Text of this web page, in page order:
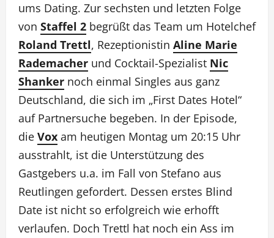
ums Dating. Zur sechsten und letzten Folge
von Staffel 2 begrüßt das Team um Hotelchef
Roland Trettl, Rezeptionistin Aline Marie
Rademacher und Cocktail-Spezialist Nic
Shanker noch einmal Singles aus ganz
Deutschland, die sich im „First Dates Hotel“
auf Partnersuche begeben. In der Episode,
die Vox am heutigen Montag um 20:15 Uhr
ausstrahlt, ist die Unterstützung des
Gastgebers u.a. im Fall von Stefano aus
Reutlingen gefordert. Dessen erstes Blind
Date ist nicht so erfolgreich wie erhofft
verlaufen. Doch Trettl hat noch ein Ass im